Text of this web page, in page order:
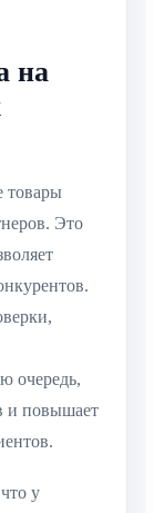
на
товары
Это
очередь,
и повышает
у